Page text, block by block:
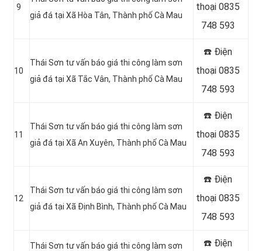
9
giả đá tại Xã Hòa Tân, Thành phố Cà Mau
thoại 0835
748 593
10
Thái Sơn tư vấn báo giá thi công làm sơn
giả đá tại Xã Tắc Vân, Thành phố Cà Mau
☎️ Điện
thoại 0835
748 593
11
Thái Sơn tư vấn báo giá thi công làm sơn
giả đá tại Xã An Xuyên, Thành phố Cà Mau
☎️ Điện
thoại 0835
748 593
12
Thái Sơn tư vấn báo giá thi công làm sơn
giả đá tại Xã Định Bình, Thành phố Cà Mau
☎️ Điện
thoại 0835
748 593
Thái Sơn tư vấn báo giá thi công làm sơn
☎️ Điện